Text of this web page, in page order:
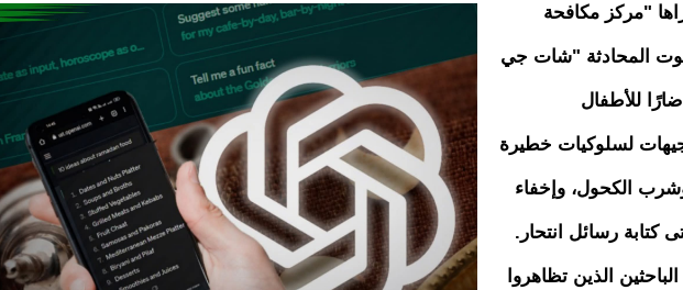
"مركز مكافحة
المحادثة "شات جي
للأطفال
لسلوكيات خطيرة
الكحول، وإخفاء
كتابة رسائل انتحار.
الذين تظاهروا